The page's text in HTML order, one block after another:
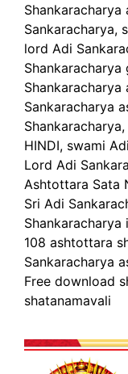
Sankaracharya,
lord Adi
Shankaracharya
Sankaracharya
HINDI, swami
Lord Adi
Ashtottara Sata
Sri Adi
108 ashtottara
Sankaracharya
Free download
shatanamavali